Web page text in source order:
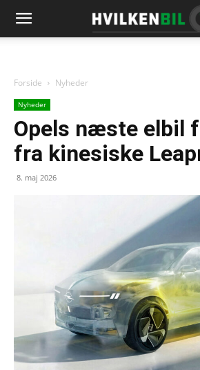
Forside Nyheder
Nyheder
Opels næste elbil
fra kinesiske
8. maj 2026